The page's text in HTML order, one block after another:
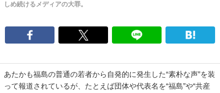
しめ続けるメディアの大罪。
あたかも福島の普通の若者から自発的に発生した“素朴な声”を装
って報道されているが、たとえば団体や代表名を“福島”や“共産